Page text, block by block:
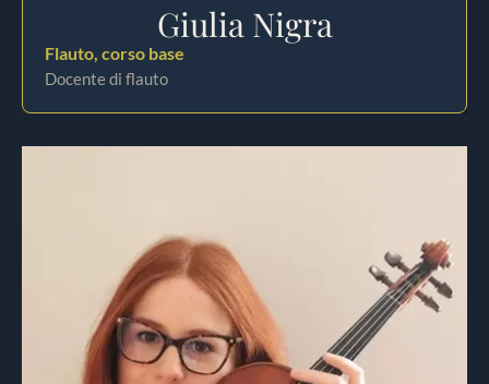
Giulia Nigra
Flauto, corso base
Docente di flauto